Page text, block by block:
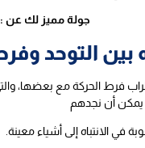
جولة مميز لك عن :
التوحد
فرط الحركة مع بعضها،
أن نجدهم
الانتباه إلى أشياء معينة.